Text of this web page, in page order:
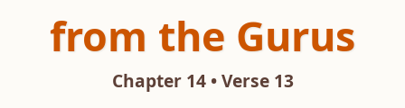
from the Gurus
Chapter 14 • Verse 13